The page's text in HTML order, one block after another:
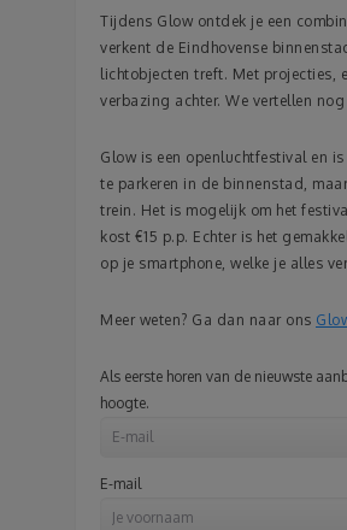
Tijdens Glow ontdek je een
verkent de Eindhovense
lichtobjecten treft. Met projecties,
verbazing achter. We vertellen
Glow is een openluchtfestival en
te parkeren in de binnenstad,
trein. Het is mogelijk om het
kost €15 p.p. Echter is het
op je smartphone, welke je alles
Meer weten? Ga dan naar ons
Als eerste horen van de nieuwste
hoogte.
E-mail